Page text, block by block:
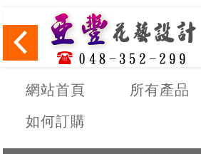
網站首頁 所有產品
如何訂購